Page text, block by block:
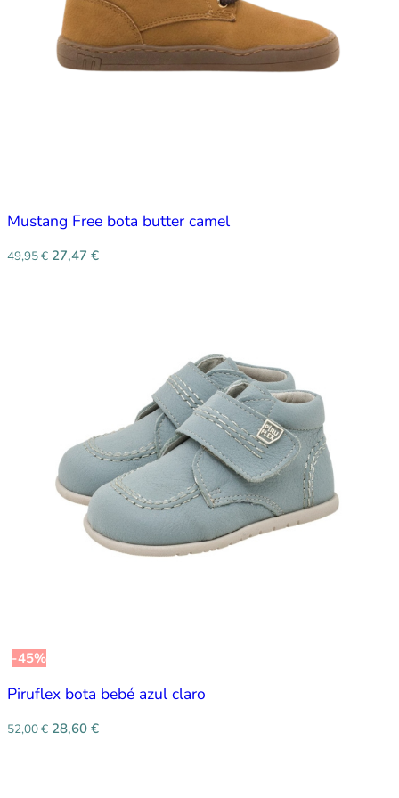
Mustang Free bota butter camel
49,95€ 27,47 €
-45%
Piruflex bota bebé azul claro
52,00€ 28,60 €